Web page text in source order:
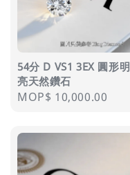
54分 D VS1 3EX 圓形明
亮天然鑽石
Regular
MOP$ 10,000.00